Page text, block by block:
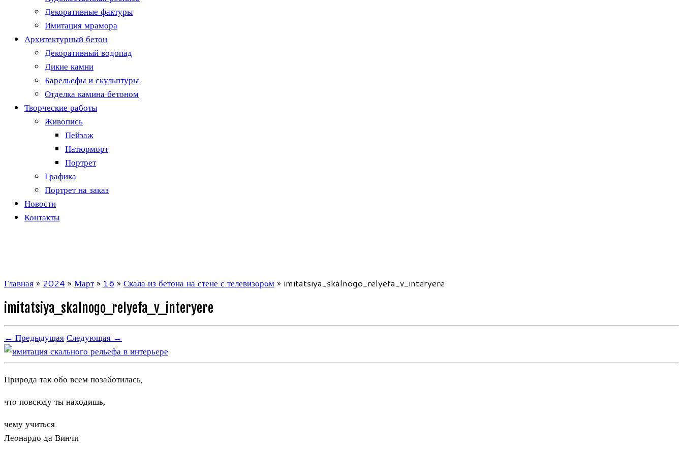
Декоративные фактуры
Имитация мрамора
Архитектурный бетон
Декоративный водопад
Дикие камни
Барельефы и скульптуры
Отделка камина бетоном
Творческие работы
Живопись
Пейзаж
Натюрморт
Портрет
Графика
Портрет на заказ
Новости
Контакты
Главная » 2024 » Март » 16 » Скала из бетона на стене с телевизором » imitatsiya_skalnogo_relyefa_v_interyere
imitatsiya_skalnogo_relyefa_v_interyere
← Предыдущая Следующая →
Природа так обо всем позаботилась,
что повсюду ты находишь,
чему учиться.
Леонардо да Винчи